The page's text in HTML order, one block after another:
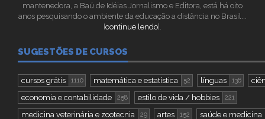
mantenedora, a Baú de Idéias Jornalismo e Editora, está há oito
anos pesquisando o ambiente da educação a distância no Brasil...
[continue lendo].
SUGESTÕES DE CURSOS
cursos grátis 1110 matemática e estatística 52 línguas 136
economia e contabilidade
258 estilo de vida / hobbies 221
medicina veterinária e zootecnia 29 artes 152
saúde e medicina